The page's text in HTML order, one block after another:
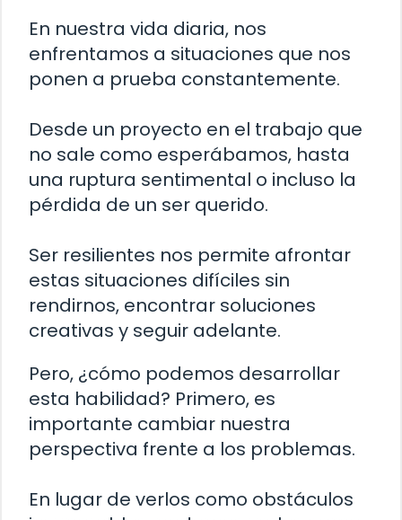
En nuestra vida diaria, nos
enfrentamos a situaciones que nos
ponen a prueba constantemente.
Desde un proyecto en el trabajo que
no sale como esperábamos, hasta
una ruptura sentimental o incluso la
pérdida de un ser querido.
Ser resilientes nos permite afrontar
estas situaciones difíciles sin
rendirnos, encontrar soluciones
creativas y seguir adelante.
Pero, ¿cómo podemos desarrollar
esta habilidad? Primero, es
importante cambiar nuestra
perspectiva frente a los problemas.
En lugar de verlos como obstáculos